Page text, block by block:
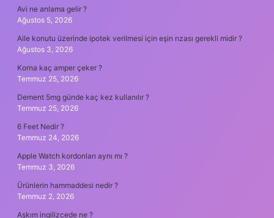
Avi ne anlama gelir ?
Ağustos 5, 2026
Aile konutu üzerinde ipotek verilmesi için eşin rızası gerekli midir ?
Ağustos 3, 2026
Korna kaç amper çeker ?
Temmuz 25, 2026
Dement 5mg günde kaç kez kullanılır ?
Temmuz 25, 2026
6 Feet Nedir ?
Temmuz 24, 2026
Apple Watch kordonları aynı mı ?
Temmuz 3, 2026
Ürünlerin hammaddesi nedir ?
Temmuz 2, 2026
Aşkım ingilizcede ne ?